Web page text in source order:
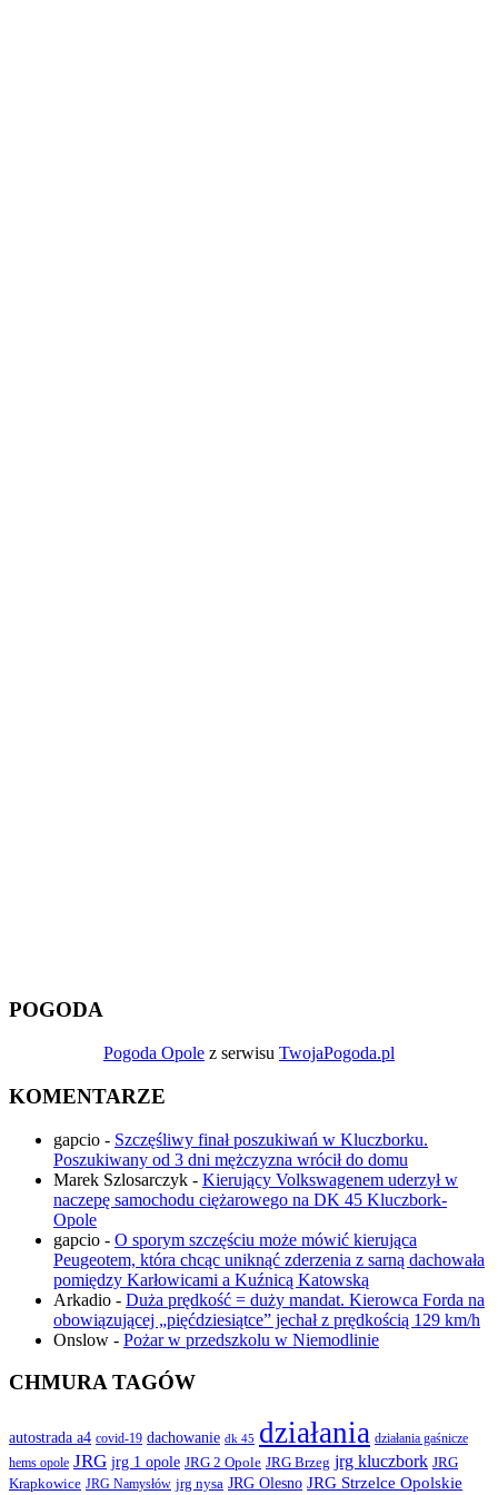
POGODA
Pogoda Opole z serwisu TwojaPogoda.pl
KOMENTARZE
gapcio - Szczęśliwy finał poszukiwań w Kluczborku.
Poszukiwany od 3 dni mężczyzna wrócił do domu
Marek Szlosarczyk - Kierujący Volkswagenem uderzył w
naczepę samochodu ciężarowego na DK 45 Kluczbork-
Opole
gapcio - O sporym szczęściu może mówić kierująca
Peugeotem, która chcąc uniknąć zderzenia z sarną dachowała
pomiędzy Karłowicami a Kuźnicą Katowską
Arkadio - Duża prędkość = duży mandat. Kierowca Forda na
obowiązującej „pięćdziesiątce” jechał z prędkością 129 km/h
Onslow - Pożar w przedszkolu w Niemodlinie
CHMURA TAGÓW
autostrada a4 covid-19 dachowanie dk 45 działania działania gaśnicze
hems opole JRG jrg 1 opole JRG 2 Opole JRG Brzeg jrg kluczbork JRG
Krapkowice JRG Namysłów jrg nysa JRG Olesno JRG Strzelce Opolskie